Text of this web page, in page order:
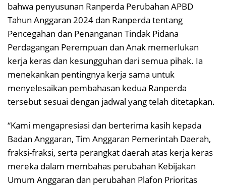
bahwa penyusunan Ranperda Perubahan APBD
Tahun Anggaran 2024 dan Ranperda tentang
Pencegahan dan Penanganan Tindak Pidana
Perdagangan Perempuan dan Anak memerlukan
kerja keras dan kesungguhan dari semua pihak. Ia
menekankan pentingnya kerja sama untuk
menyelesaikan pembahasan kedua Ranperda
tersebut sesuai dengan jadwal yang telah ditetapkan.
“Kami mengapresiasi dan berterima kasih kepada
Badan Anggaran, Tim Anggaran Pemerintah Daerah,
fraksi-fraksi, serta perangkat daerah atas kerja keras
mereka dalam membahas perubahan Kebijakan
Umum Anggaran dan perubahan Plafon Prioritas